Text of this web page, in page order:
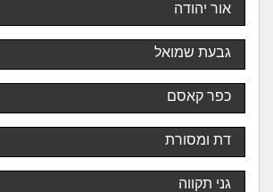
אור יהודה
גבעת שמואל
כפר קאסם
דת ומסורת
גני תקווה